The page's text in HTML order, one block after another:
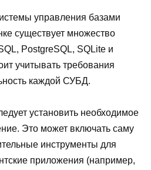
управления базами
существует множество
PostgreSQL, SQLite и
учитывать требования
каждой СУБД.
установить необходимое
Это может включать саму
инструменты для
приложения (например,